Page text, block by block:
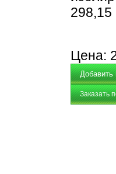
298,15
Цена:
Заказать